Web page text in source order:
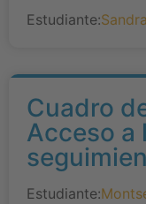
Estudiante:
Cuadro
Acceso a
Estudiante: